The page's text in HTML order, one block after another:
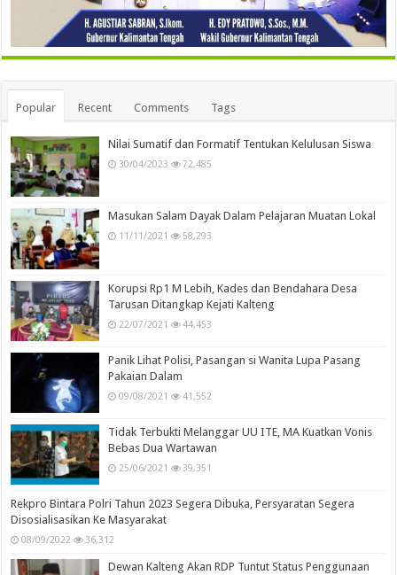
Popular Recent Comments Tags
Nilai Sumatif dan Formatif Tentukan Kelulusan Siswa
30/04/2023 72,485
Masukan Salam Dayak Dalam Pelajaran Muatan Lokal
11/11/2021 58,293
Korupsi Rp1 M Lebih, Kades dan Bendahara Desa
Tarusan Ditangkap Kejati Kalteng
22/07/2021 44,453
Panik Lihat Polisi, Pasangan si Wanita Lupa Pasang
Pakaian Dalam
09/08/2021 41,552
Tidak Terbukti Melanggar UU ITE, MA Kuatkan Vonis
Bebas Dua Wartawan
25/06/2021 39,351
Rekpro Bintara Polri Tahun 2023 Segera Dibuka, Persyaratan Segera
Disosialisasikan Ke Masyarakat
08/09/2022 36,312
Dewan Kalteng Akan RDP Tuntut Status Penggunaan